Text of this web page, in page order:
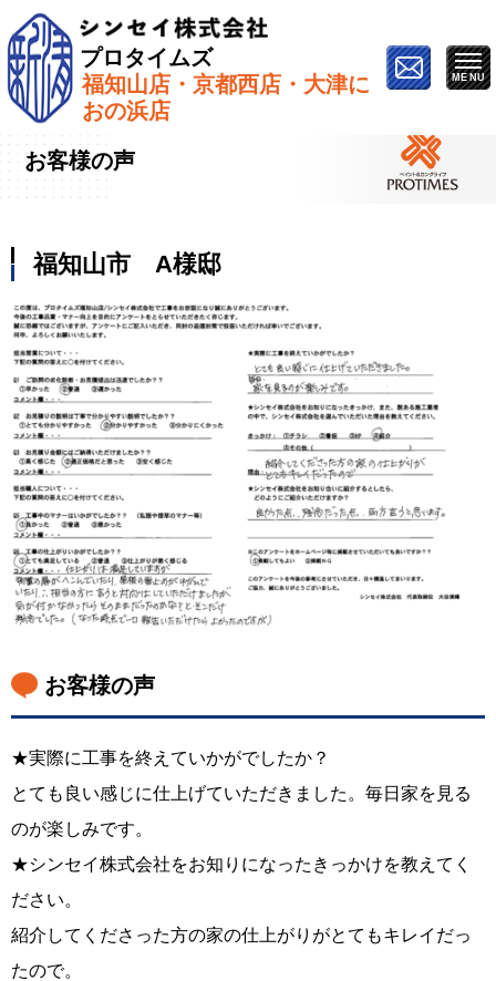
プロタイムズ
福知山店・京都西店・大津に
おの浜店
ホーム»お客様の声»福知山市 A様邸
お客様の声
福知山市 A様邸
お客様の声
★実際に工事を終えていかがでしたか？
とても良い感じに仕上げていただきました。毎日家を見る
のが楽しみです。
★シンセイ株式会社をお知りになったきっかけを教えてく
ださい。
紹介してくださった方の家の仕上がりがとてもキレイだっ
たので。